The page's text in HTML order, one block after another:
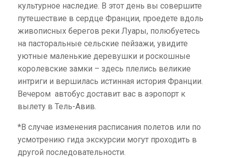
культурное наследие. В этот день вы совершите
путешествие в сердце Франции, проедете вдоль
живописных берегов реки Луары, полюбуетесь
на пасторальные сельские пейзажи, увидите
уютные маленькие деревушки и роскошные
королевские замки – здесь плелись великие
интриги и вершилась истинная история Франции.
Вечером автобус доставит вас в аэропорт к
вылету в Тель-Авив.
*В случае изменения расписания полетов или по
усмотрению гида экскурсии могут проходить в
другой последовательности.